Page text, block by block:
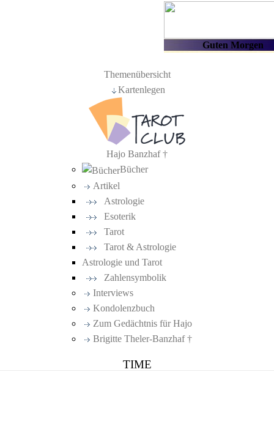
Themenübersicht
Kartenlegen
Hajo Banzhaf †
Bücher
Artikel
Astrologie
Esoterik
Tarot
Tarot & Astrologie
Astrologie und Tarot
Zahlensymbolik
Interviews
Kondolenzbuch
Zum Gedächtnis für Hajo
Brigitte Theler-Banzhaf †
TIME